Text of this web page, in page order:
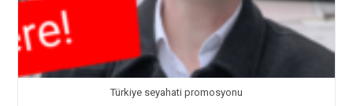
Türkiye seyahati promosyonu